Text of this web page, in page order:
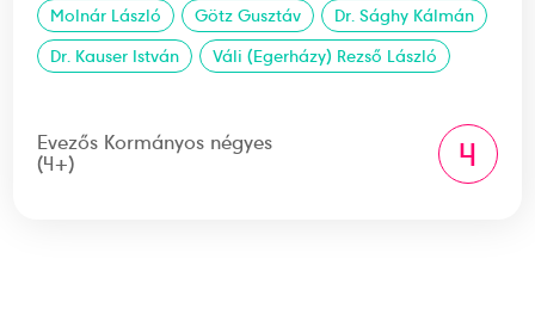
Molnár László Götz Gusztáv
Dr. Sághy Kálmán
Dr. Kauser István
Váli (Egerházy) Rezső László
Evezős Kormányos négyes
(4+)
4